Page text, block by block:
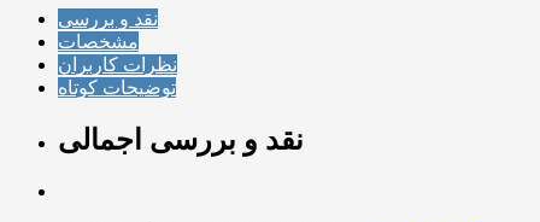
نقد و بررسی
مشخصات
نظرات کاربران
توضیحات کوتاه
نقد و بررسی اجمالی